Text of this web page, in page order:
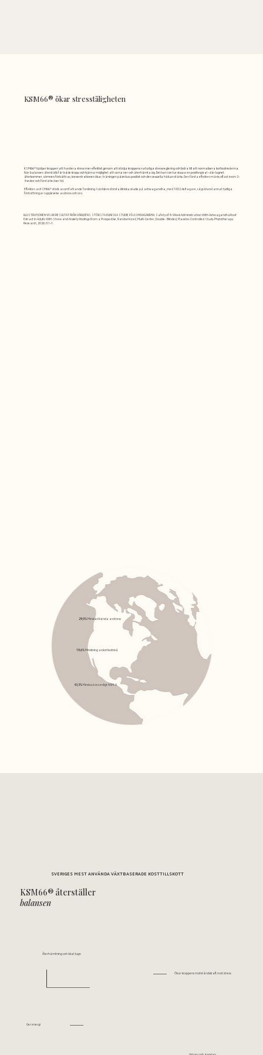
29,0%Minskad känsla av stress
18,6% Minskning av kortisolnivå
43,3%Minskad oro enligt HAM-A
KSM66® ökar stresståligheten
KSM66® hjälper kroppen att hantera stress mer effektivt genom att stödja kroppens naturliga stressreglering och bidra till att normalisera kortisolnivåerna.
När balansen återställs får både kropp och hjärna möjlighet att varva ner och återhämta sig. Det kan i sin tur skapa en positiv spiral – där lugnet
återkommer, sömnen förbättras, koncentrationen ökar, träningen påverkas positivt och den sexuella hälsan stärks.Den första effekten märks oftast inom 2–
4 veckor och förstärks över tid.
Effekten av KSM66® stöds av omfattande forskning. I världens största kliniska studie på ashwagandha, med 1002 deltagare, sågs bland annat tydliga
förbättringar i upplevelse av stress och oro.
ILLUSTRATIONEN VISAR RESULTAT FRÅN VÄRLDENS STÖRSTA KLINISKA STUDIE PÅ ASHWAGANDHA: Safety of 8-Week Administration With AshwagandhaRoot
Extract in Adults With Stress and Anxiety: Findings From a Prospective, Randomized, Multi-Center, Double- Blinded, Placebo-Controlled Study. Phytotherapy
Research, 2026; 0:1–1.
SVERIGES MEST ANVÄNDA VÄXTBASERADE KOSTTILLSKOTT
KSM66® återställer
balansen
Ger energi
Ökar kroppens motståndskraft mot stress
Återhämtning och ökat lugn